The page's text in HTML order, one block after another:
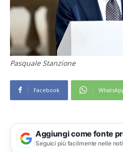
Pasquale Stanzione
Facebook
Aggiungi come fonte
Seguici più facilmente nelle